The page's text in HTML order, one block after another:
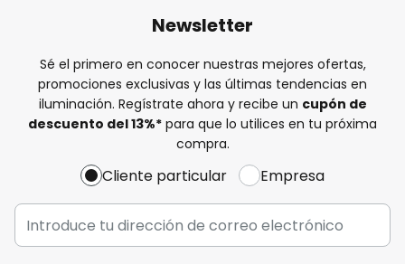
Newsletter
Sé el primero en conocer nuestras mejores ofertas,
promociones exclusivas y las últimas tendencias en
iluminación. Regístrate ahora y recibe un cupón de
descuento del13%* para que lo utilices en tu próxima
compra.
Cliente particular Empresa